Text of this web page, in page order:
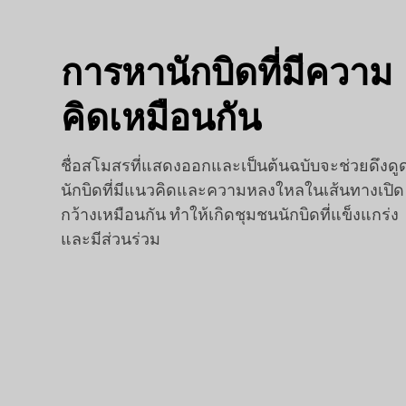
การหานักบิดที่มีความ
คิดเหมือนกัน
ชื่อสโมสรที่แสดงออกและเป็นต้นฉบับจะช่วยดึงดู
นักบิดที่มีแนวคิดและความหลงใหลในเส้นทางเปิด
กว้างเหมือนกัน ทำให้เกิดชุมชนนักบิดที่แข็งแกร่ง
และมีส่วนร่วม